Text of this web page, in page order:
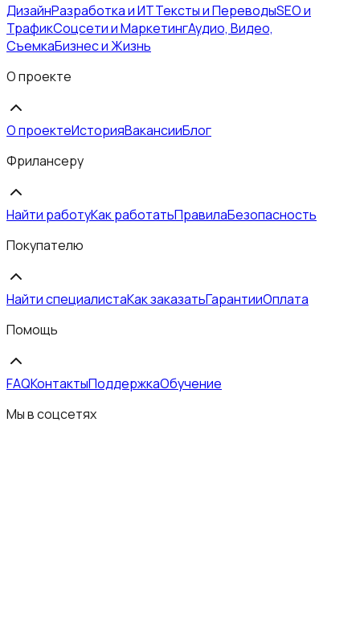
ДизайнРазработка и ИТТексты и ПереводыSEO и
ТрафикСоцсети и МаркетингАудио, Видео,
СъемкаБизнес и Жизнь
О проекте
О проектеИсторияВакансииБлог
Фрилансеру
Найти работуКак работатьПравилаБезопасность
Покупателю
Найти специалистаКак заказатьГарантииОплата
Помощь
FAQКонтактыПоддержкаОбучение
Мы в соцсетях